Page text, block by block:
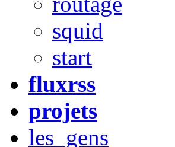
squid
start
fluxrss
projets
les_gens